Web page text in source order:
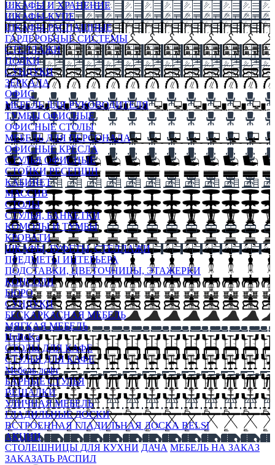
ШКАФЫ И ХРАНЕНИЕ
ШКАФЫ-КУПЕ
ШКАФЫ-РАСПАШНЫЕ
ГАРДЕРОБНЫЕ СИСТЕМЫ
СТЕЛЛАЖИ
ПОЛКИ
СУНДУКИ
ЗЕРКАЛА
ОФИС
МЕБЕЛЬ ДЛЯ РУКОВОДИТЕЛЯ
ТУМБЫ ОФИСНЫЕ
ОФИСНЫЕ СТОЛЫ
МЕБЕЛЬ ДЛЯ ПЕРСОНАЛА
ОФИСНЫЕ КРЕСЛА
СТУЛЬЯ ОФИСНЫЕ
СТОЙКИ РЕСЕПШН
КАБИНЕТ
МАССИВ
СТОЛЫ
СТУЛЬЯ, БАНКЕТКИ
КОМОДЫ И ТУМБЫ
КРОВАТИ
ШКАФЫ, БУФЕТЫ, СТЕЛЛАЖИ
ПРЕДМЕТЫ ИНТЕРЬЕРА
ПОДСТАВКИ, ЦВЕТОЧНИЦЫ, ЭТАЖЕРКИ
КОНСОЛИ
БЮРО
СУНДУКИ
БЕСКАРКАСНАЯ МЕБЕЛЬ
МЯГКАЯ МЕБЕЛЬ
HoReKa
СТОЛЫ ДЛЯ КАФЕ
СТУЛЬЯ ДЛЯ КАФЕ
Мебель лофт
БАРНЫЕ СТУЛЬЯ
ВЕШАЛКИ
УЛИЧНАЯ МЕБЕЛЬ
ГЛАДИЛЬНЫЕ ДОСКИ
ВСТРОЕННАЯ ГЛАДИЛЬНАЯ ДОСКА BELSI
АКЦИИ
СТОЛЕШНИЦЫ ДЛЯ КУХНИ ДАЧА МЕБЕЛЬ НА ЗАКАЗ
ЗАКАЗАТЬ РАСПИЛ